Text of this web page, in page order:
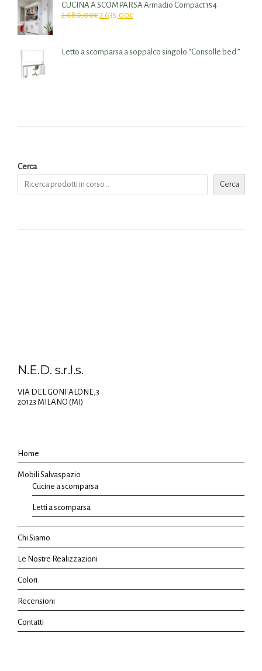
CUCINA A SCOMPARSA Armadio Compact 154
2.680,00€2.635,00€
Letto a scomparsa a soppalco singolo “Consolle bed ”
Cerca
Cerca
N.E.D. s.r.l.s.
VIA DEL GONFALONE,3
20123 MILANO (MI)
Home
Mobili Salvaspazio
Cucine a scomparsa
Letti a scomparsa
Chi Siamo
Le Nostre Realizzazioni
Colori
Recensioni
Contatti